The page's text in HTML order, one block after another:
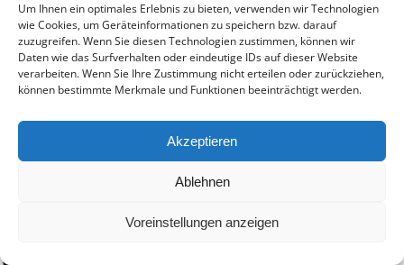
Um Ihnen ein optimales Erlebnis zu bieten, verwenden wir Technologien
wie Cookies, um Geräteinformationen zu speichern bzw. darauf
zuzugreifen. Wenn Sie diesen Technologien zustimmen, können wir
Daten wie das Surfverhalten oder eindeutige IDs auf dieser Website
verarbeiten. Wenn Sie Ihre Zustimmung nicht erteilen oder zurückziehen,
können bestimmte Merkmale und Funktionen beeinträchtigt werden.
Akzeptieren
Ablehnen
Voreinstellungen anzeigen
Unsere Sensoren eignen sich hervorragend für den Einsatz
an denkmalgeschützten Objekten, da die Montage
minimalinvasiv erfolgt. Die kompakte Bauweise und die
kabellose Vernetzung über IoT-Standards verhindern
tiefgreifende Eingriffe in die wertvolle Bausubstanz. So
bleibt die ästhetische Integrität historischer Fassaden
gewahrt, während sie gleichzeitig modernsten Schutz
erhalten. Die Hardware lässt sich diskret platzieren und
Welche Reichweite hat ein einzelner